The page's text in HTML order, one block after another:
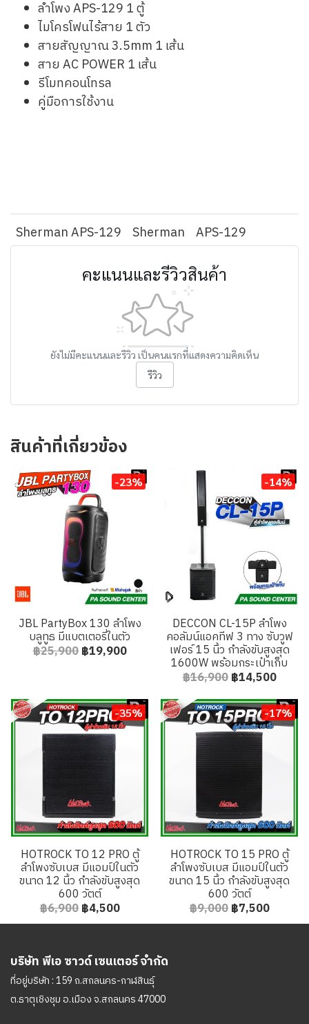
ลำโพง APS-129 1 ตู้
ไมโครโฟนไร้สาย 1 ตัว
สายสัญญาณ 3.5mm 1 เส้น
สาย AC POWER 1 เส้น
รีโมทคอนโทรล
คู่มือการใช้งาน
Sherman APS-129 Sherman APS-129
คะแนนและรีวิวสินค้า
ยังไม่มีคะแนนและรีวิว เป็นคนแรกที่แสดงความคิดเห็น
รีวิว
สินค้าที่เกี่ยวข้อง
-23%
JBL PartyBox 130 ลำโพง
บลูทูธ มีแบตเตอรี่ในตัว
฿25,900 ฿19,900
-14%
DECCON CL-15P ลำโพง
คอลัมน์แอคทีฟ 3 ทาง ซับวูฟ
เฟอร์ 15 นิ้ว กำลังขับสูงสุด
1600W พร้อมกระเป๋าเก็บ
฿16,900 ฿14,500
-35%
HOTROCK TO 12 PRO ตู้
ลำโพงซับเบส มีแอมป์ในตัว
ขนาด 12 นิ้ว กำลังขับสูงสุด
600 วัตต์
฿6,900 ฿4,500
-17%
HOTROCK TO 15 PRO ตู้
ลำโพงซับเบส มีแอมป์ในตัว
ขนาด 15 นิ้ว กำลังขับสูงสุด
600 วัตต์
฿9,000 ฿7,500
บริษัท พีเอ ซาวด์ เซนเตอร์ จำกัด
ที่อยู่บริษัท : 159 ถ.สกลนคร-กาฬสินธุ์
ต.ธาตุเชิงชุม อ.เมือง จ.สกลนคร 47000